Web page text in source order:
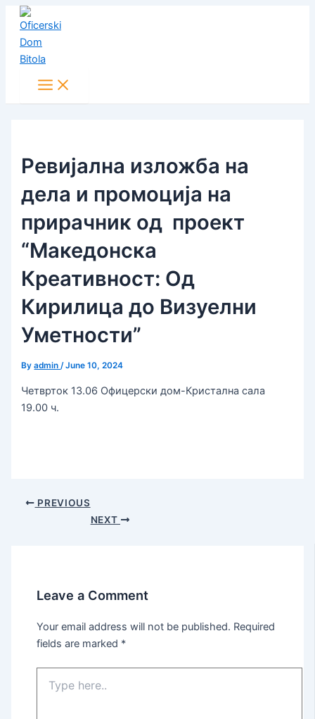
Skip
content
Ревијална изложба на
дела и промоција на
прирачник од проект
“Македонска
Креативност: Од
Кирилица до Визуелни
Уметности”
Byadmin/June 10, 2024
Четврток 13.06 Офицерски дом-Кристална сала
19.00 ч.
Post
navigation
PREVIOUS
NEXT
Leave a Comment
Your email address will not be published. Required
fields are marked *
here..